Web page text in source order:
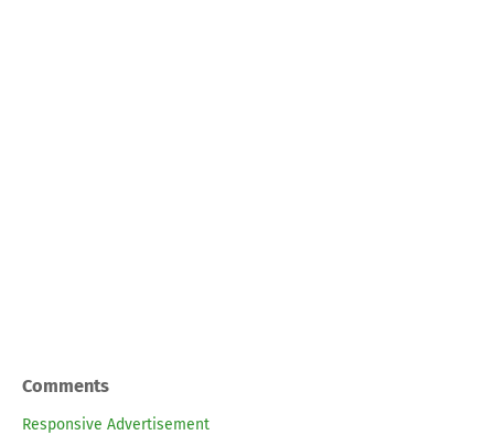
Comments
Responsive Advertisement